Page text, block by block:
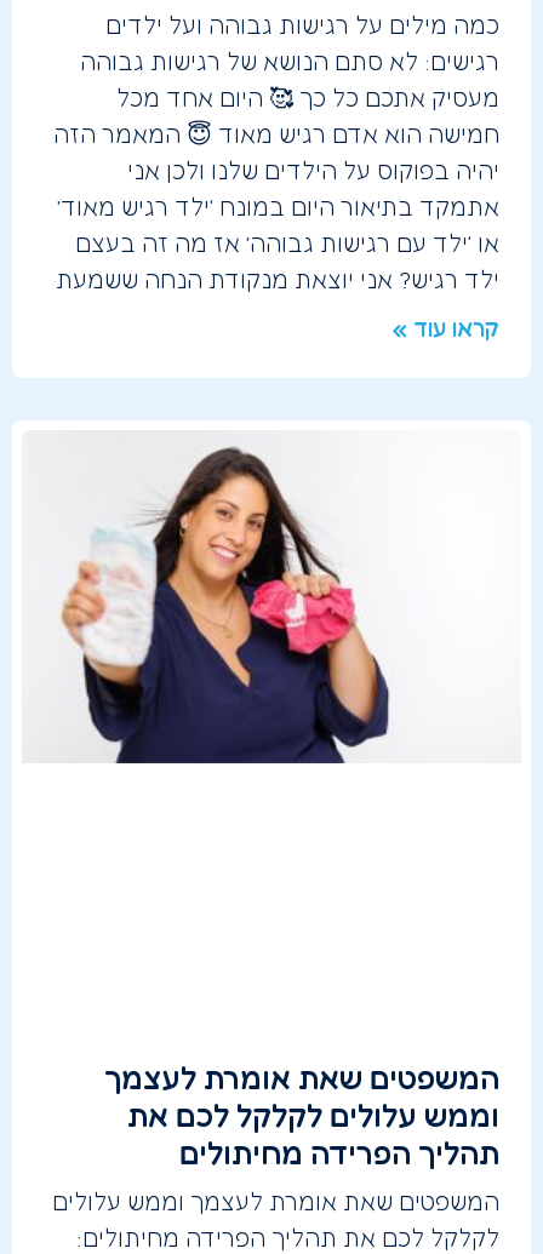
כמה מילים על רגישות גבוהה ועל ילדים
רגישים: לא סתם הנושא של רגישות גבוהה
מעסיק אתכם כל כך 🥰 היום אחד מכל
חמישה הוא אדם רגיש מאוד 😇 המאמר הזה
יהיה בפוקוס על הילדים שלנו ולכן אני
אתמקד בתיאור היום במונח ‘ילד רגיש מאוד’
או ‘ילד עם רגישות גבוהה’ אז מה זה בעצם
ילד רגיש? אני יוצאת מנקודת הנחה ששמעת
קראו עוד »
המשפטים שאת אומרת לעצמך
וממש עלולים לקלקל לכם את
תהליך הפרידה מחיתולים
המשפטים שאת אומרת לעצמך וממש עלולים
לקלקל לכם את תהליך הפרידה מחיתולים: